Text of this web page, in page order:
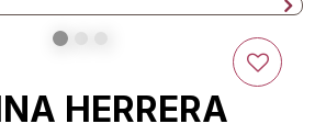
HERRERA